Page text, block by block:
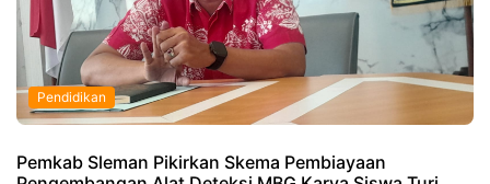
Pendidikan
Pemkab Sleman Pikirkan Skema Pembiayaan